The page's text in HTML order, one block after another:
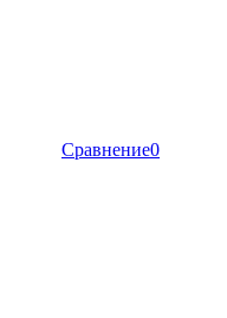
Сравнение0